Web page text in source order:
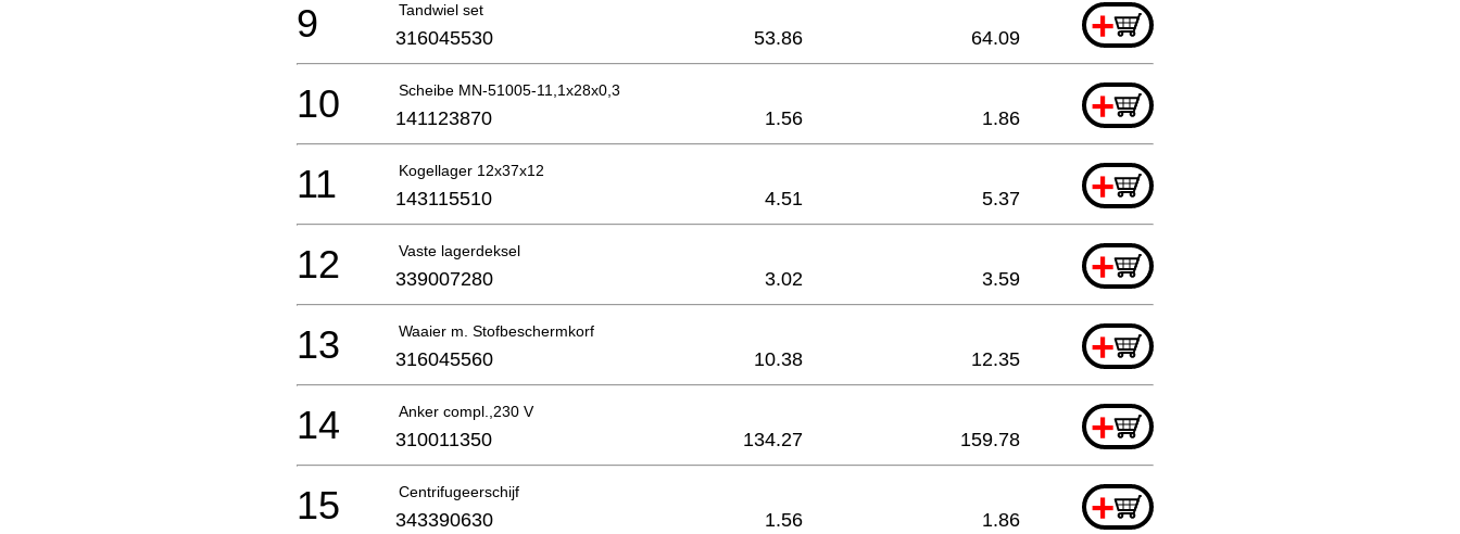
Tandwiel set +
9 316045530 53.86 64.09
Scheibe MN-51005-11,1x28x0,3 +
10 141123870 1.56 1.86
Kogellager 12x37x12 +
11 143115510 4.51 5.37
Vaste lagerdeksel +
12 339007280 3.02 3.59
Waaier m. Stofbeschermkorf +
13 316045560 10.38 12.35
Anker compl.,230 V +
14 310011350 134.27 159.78
Centrifugeerschijf +
15 343390630 1.56 1.86